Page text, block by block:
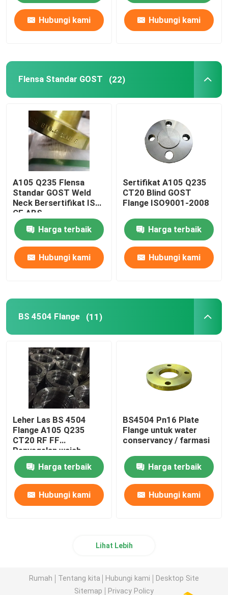
Hubungi kami Hubungi kami
Flensa Standar GOST (22)
A105 Q235 Flensa
Standar GOST Weld
Neck Bersertifikat ISO
CE ABS
Harga terbaik
Hubungi kami
Sertifikat A105 Q235
CT20 Blind GOST
Flange ISO9001-2008
Harga terbaik
Hubungi kami
BS 4504 Flange (11)
Leher Las BS 4504
Flange A105 Q235
CT20 RF FF
Penyegelan wajah
Harga terbaik
Hubungi kami
BS4504 Pn16 Plate
Flange untuk water
conservancy / farmasi
Harga terbaik
Hubungi kami
Lihat Lebih
Rumah Tentang kita Hubungi kami
Desktop Site
Sitemap
Privacy Policy